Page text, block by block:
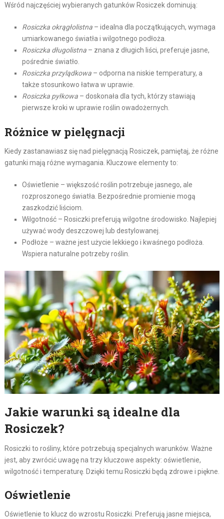
Wśród najczęściej wybieranych gatunków Rosiczek dominują:
Rosiczka okrągłolistna– idealna dla początkujących, wymaga
umiarkowanego światła i wilgotnego podłoża.
Rosiczka długolistna– znana z długich liści, preferuje jasne,
pośrednie światło.
Rosiczka przylądkowa– odporna na niskie temperatury, a
także stosunkowo łatwa w uprawie.
Rosiczka pyłkowa– doskonała dla tych, którzy stawiają
pierwsze kroki w uprawie roślin owadożernych.
Różnice w pielęgnacji
Kiedy zastanawiasz się nad pielęgnacją Rosiczek, pamiętaj, że różne
gatunki mają różne wymagania. Kluczowe elementy to:
Oświetlenie – większość roślin potrzebuje jasnego, ale
rozproszonego światła. Bezpośrednie promienie mogą
zaszkodzić liściom.
Wilgotność – Rosiczki preferują wilgotne środowisko. Najlepiej
używać wody deszczowej lub destylowanej.
Podłoże – ważne jest użycie lekkiego i kwaśnego podłoża.
Wspiera naturalne potrzeby roślin.
Jakie warunki są idealne dla
Rosiczek?
Rosiczki to rośliny, które potrzebują specjalnych warunków. Ważne
jest, aby zwrócić uwagę na trzy kluczowe aspekty: oświetlenie,
wilgotność i temperaturę. Dzięki temu Rosiczki będą zdrowe i piękne.
Oświetlenie
Oświetlenie to klucz do wzrostu Rosiczki. Preferują jasne miejsca,